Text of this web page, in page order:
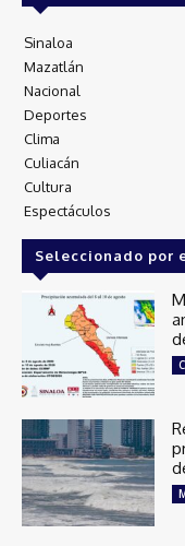
Sinaloa
Mazatlán
Nacional
Deportes
Clima
Culiacán
Cultura
Espectáculos
Seleccionado por